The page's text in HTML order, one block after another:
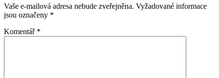
Vaše e-mailová adresa nebude zveřejněna. Vyžadované informace
jsou označeny *
Komentář *